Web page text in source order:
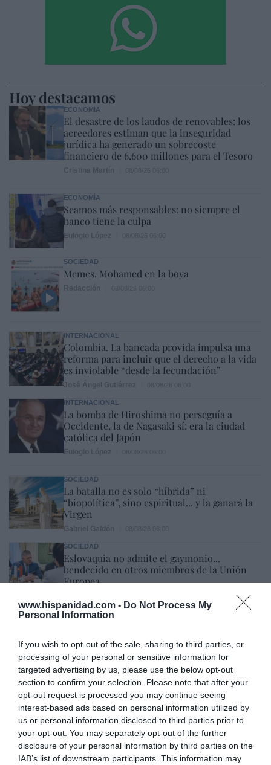
www.hispanidad.com - Do Not Process My
Personal Information
If you wish to opt-out of the sale, sharing to third parties, or
processing of your personal or sensitive information for
targeted advertising by us, please use the below opt-out
section to confirm your selection. Please note that after your
opt-out request is processed you may continue seeing
interest-based ads based on personal information utilized by
us or personal information disclosed to third parties prior to
your opt-out. You may separately opt-out of the further
disclosure of your personal information by third parties on the
IAB’s list of downstream participants. This information may
Hoy destacamos
ECONOMÍA
El desastre de los laudos de renovables: los
acreedores estiman que la inseguridad
jurídica ha generado un sobrecoste
financiero de 6.600 millones para el Tesoro
ECONOMÍA
Seamos más responsables: no siempre el
banco tiene la culpa
SOCIEDAD
Memes. Mohamed en la boya
INTERNACIONAL
Colombia. La bancada provida impulsa una
reforma para incluir que el derecho a la vida
es inviolable “desde la fecundación”
INTERNACIONAL
La bomba de Hiroshima no perseguía a
Occidente, la de Nagasaki sí: era la ciudad
católica del Japón
SOCIEDAD
La batalla no es solo “híbrida” ni
“biopolítica”, sino espiritual... y la ganará la
Virgen
SOCIEDAD
Eslovaquia no admite el gaymonio...
bendecido en otros miembros de la Unión
Europea
Marcelo Gullo: “El trabajo de desmitificar la
historia, de poner la verdadera, de
desmontar la falsificación, es un trabajo
cristiano"
por Hispanidad
Artículos anteriores
DIARIO DE LA CORRUPCIÓN SANCHISTA